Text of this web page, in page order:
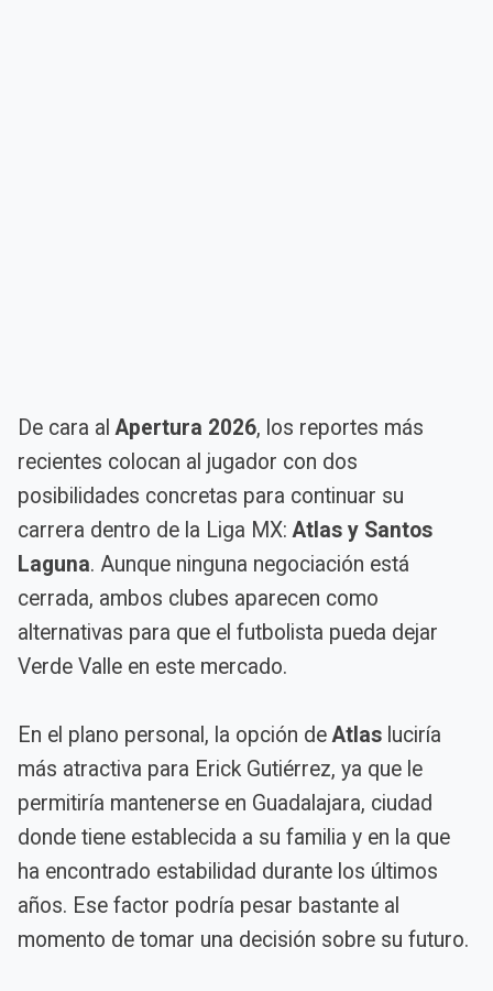
De cara al Apertura 2026, los reportes más
recientes colocan al jugador con dos
posibilidades concretas para continuar su
carrera dentro de la Liga MX: Atlas y Santos
Laguna. Aunque ninguna negociación está
cerrada, ambos clubes aparecen como
alternativas para que el futbolista pueda dejar
Verde Valle en este mercado.
En el plano personal, la opción de Atlas luciría
más atractiva para Erick Gutiérrez, ya que le
permitiría mantenerse en Guadalajara, ciudad
donde tiene establecida a su familia y en la que
ha encontrado estabilidad durante los últimos
años. Ese factor podría pesar bastante al
momento de tomar una decisión sobre su futuro.